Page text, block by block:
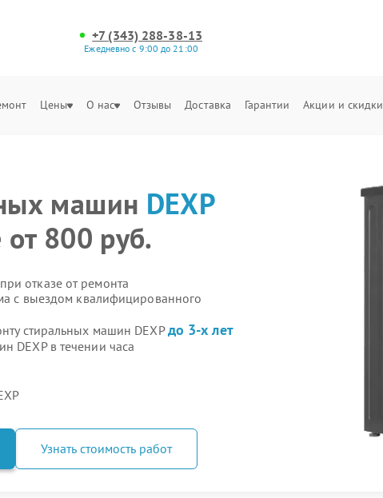
+7 (343) 288-38-13
Ежедневно с 9:00 до 21:00
Цены О нас Отзывы Доставка Гарантии Акции и скидки
машин DEXP
от 800 руб.
отказе от ремонта
с выездом квалифицированного
стиральных машин DEXPдо 3-х лет
DEXP в течении часа
Узнать стоимость работ